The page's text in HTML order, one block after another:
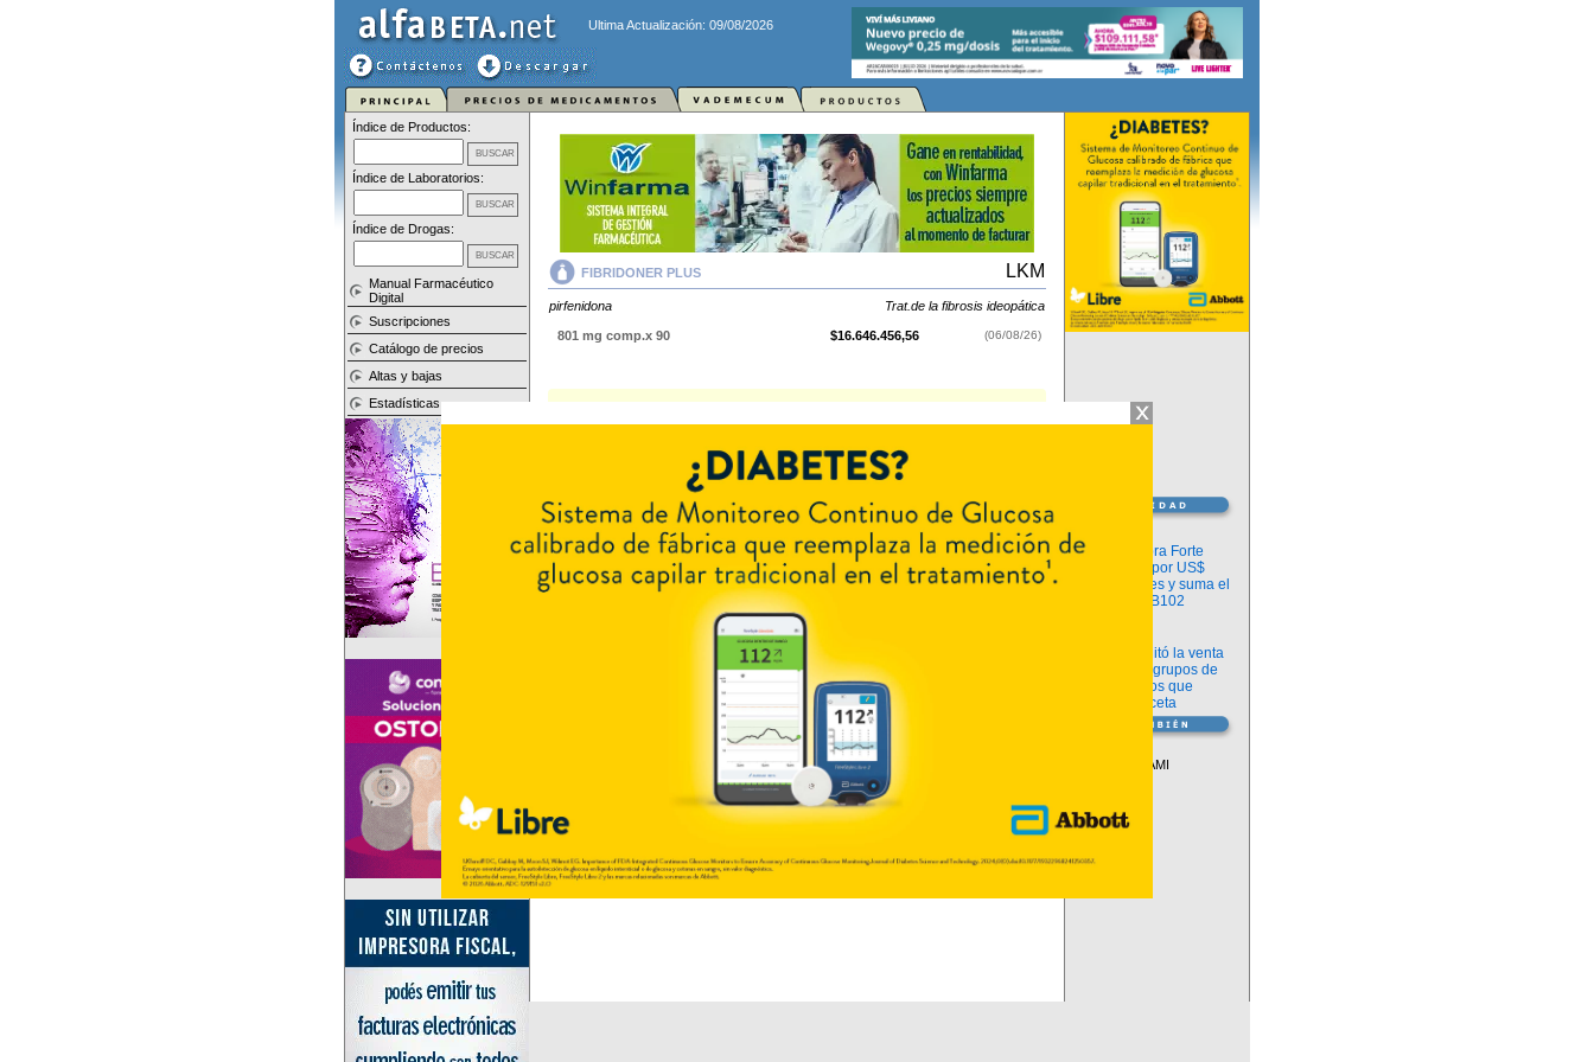
Ultima Actualización: 09/08/2026
Índice de Productos:
Índice de Laboratorios:
Índice de Drogas:
Manual Farmacéutico
Digital
Suscripciones
Catálogo de precios
Altas y bajas
Estadísticas
FIBRIDONER PLUS LKM
pirfenidona Trat.de la fibrosis ideopática
801 mg comp.x 90 $16.646.456,56 (06/08/26)
disponible.
Explorar más
Otros productos conpirfenidona
Otros productos de LKM
Información
argenx compra Forte
Biosciences por US$
2.200 millones y suma el
anticuerpo FB102
ANMAT habilitó la venta
libre de diez grupos de
medicamentos que
requerían receta
Descuentos PAMI